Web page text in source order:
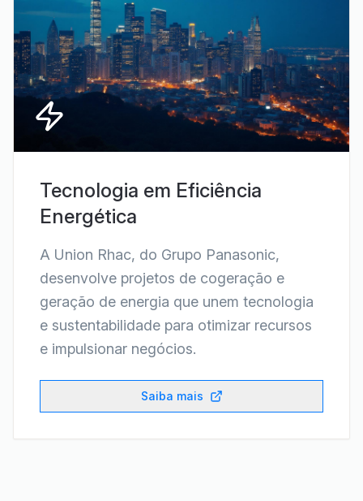
Tecnologia em Eficiência
Energética
A Union Rhac, do Grupo Panasonic,
desenvolve projetos de cogeração e
geração de energia que unem tecnologia
e sustentabilidade para otimizar recursos
e impulsionar negócios.
Saiba mais